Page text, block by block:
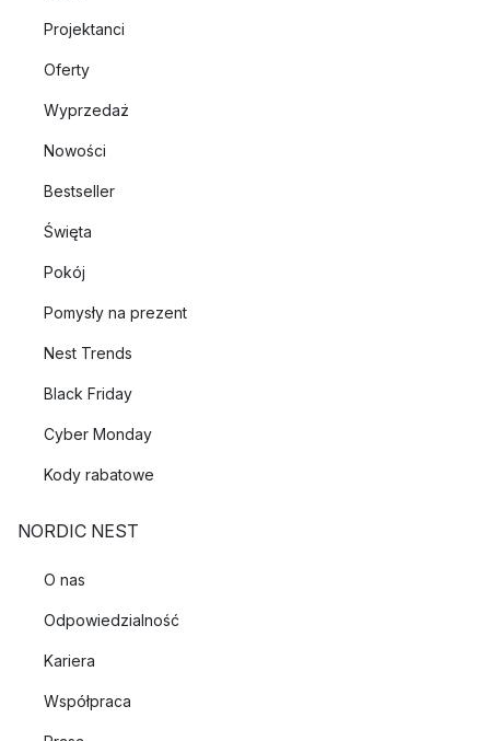
Projektanci
Oferty
Wyprzedaż
Nowości
Bestseller
Święta
Pokój
Pomysły na prezent
Nest Trends
Black Friday
Cyber Monday
Kody rabatowe
NORDIC NEST
O nas
Odpowiedzialność
Kariera
Współpraca